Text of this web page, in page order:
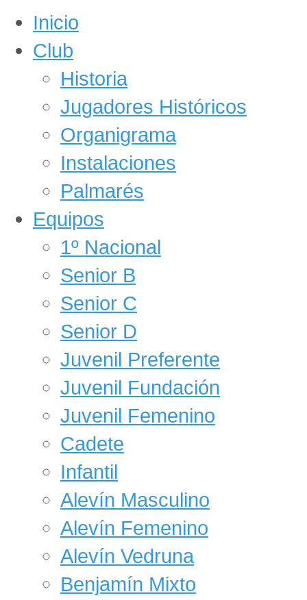
Inicio
Club
Historia
Jugadores Históricos
Organigrama
Instalaciones
Palmarés
Equipos
1º Nacional
Senior B
Senior C
Senior D
Juvenil Preferente
Juvenil Fundación
Juvenil Femenino
Cadete
Infantil
Alevín Masculino
Alevín Femenino
Alevín Vedruna
Benjamín Mixto